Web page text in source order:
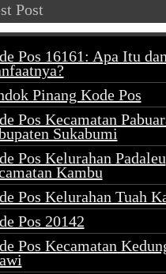
Post
Pos 16161: Apa Itu
Pinang Kode Pos
Pos Kecamatan
Sukabumi
Pos Kelurahan Padaleu
Kambu
Pos Kelurahan Tuah
Pos 20142
Pos Kecamatan